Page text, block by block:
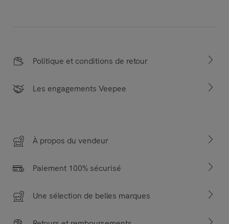
Politique et conditions de retour
Les engagements Veepee
À propos du vendeur
Paiement 100% sécurisé
Une sélection de belles marques